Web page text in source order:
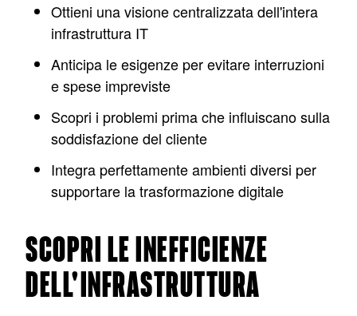
Ottieni una visione centralizzata dell'intera
infrastruttura IT
Anticipa le esigenze per evitare interruzioni
e spese impreviste
Scopri i problemi prima che influiscano sulla
soddisfazione del cliente
Integra perfettamente ambienti diversi per
supportare la trasformazione digitale
SCOPRI LE INEFFICIENZE
DELL'INFRASTRUTTURA